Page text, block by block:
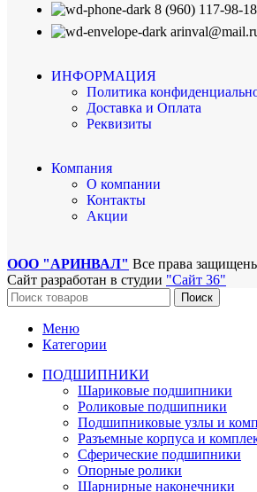
8 (960) 117-98-18
ИНФОРМАЦИЯ
Политика
Доставка и Оплата
Реквизиты
Компания
О компании
Контакты
Акции
ООО "АРИНВАЛ" Все права
Сайт разработан в студии "Сайт 36"
Поиск
Меню
Категории
ПОДШИПНИКИ
Шариковые подшипники
Роликовые подшипники
Подшипниковые узлы и
Разъемные корпуса и
Сферические подшипники
Опорные ролики
Шарнирные наконечники